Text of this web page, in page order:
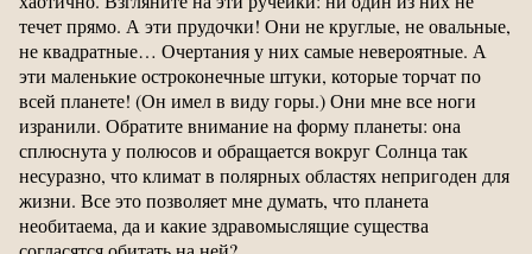
течет прямо. А эти прудочки! Они не круглые, не овальные,
не квадратные… Очертания у них самые невероятные. А
эти маленькие остроконечные штуки, которые торчат по
всей планете! (Он имел в виду горы.) Они мне все ноги
изранили. Обратите внимание на форму планеты: она
сплюснута у полюсов и обращается вокруг Солнца так
несуразно, что климат в полярных областях непригоден для
жизни. Все это позволяет мне думать, что планета
необитаема, да и какие здравомыслящие существа